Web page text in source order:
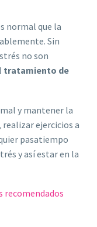
normal que la
Sin
no son
tratamiento de
y mantener la
realizar ejercicios a
pasatiempo
y así estar en la
recomendados